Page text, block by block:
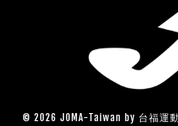
© 2026 JOMA-Taiwan by 台福運